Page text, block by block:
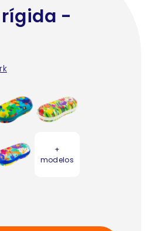
rígida -
+
modelos